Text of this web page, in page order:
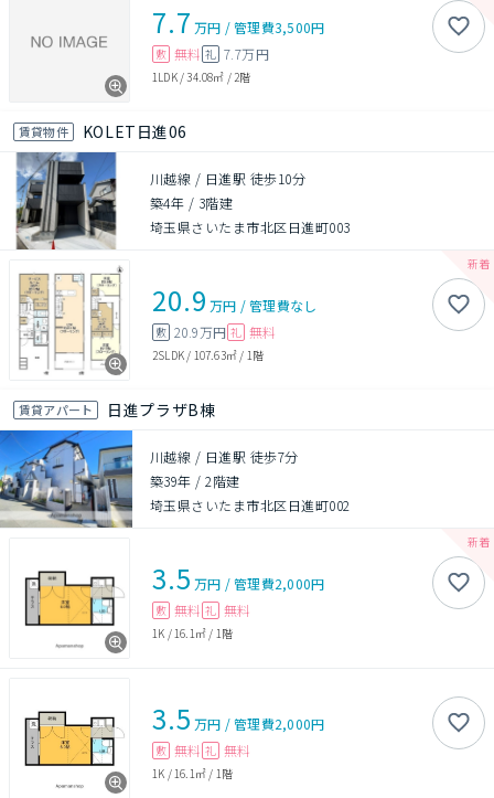
7.7 万円 /管理費3,500円
敷 無料 礼 7.7万円
1LDK/34.08㎡ / 2階
賃貸物件 KOLET日進06
川越線 / 日進駅 徒歩10分
築4年 / 3階建
埼玉県さいたま市北区日進町003
20.9 万円 /管理費なし
敷 20.9万円 礼 無料
2SLDK / 107.63㎡ / 1階
賃貸アパート 日進プラザB棟
川越線 / 日進駅 徒歩7分
築39年 /2階建
埼玉県さいたま市北区日進町002
3.5 万円 /管理費2,000円
敷 無料 礼 無料
1K / 16.1㎡ / 1階
3.5 万円 /管理費2,000円
敷 無料 礼 無料
1K / 16.1㎡ / 1階